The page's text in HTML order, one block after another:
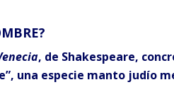
, de Shakespeare,
una especie manto judío